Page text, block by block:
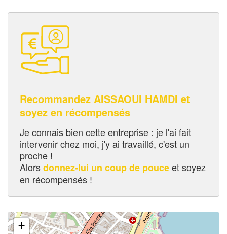
Recommandez AISSAOUI HAMDI et
soyez en récompensés
Je connais bien cette entreprise : je l'ai fait
intervenir chez moi, j'y ai travaillé, c'est un
proche !
Alorsdonnez-lui un coup de pouceet soyez
en récompensés !
+